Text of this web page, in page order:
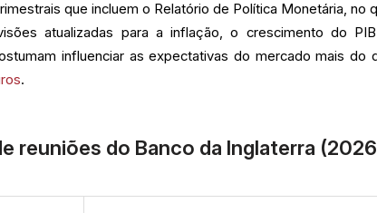
que incluem o Relatório de Política Monetária, no
atualizadas para a inflação, o crescimento do
influenciar as expectativas do mercado mais do
.
reuniões do Banco da Inglaterra